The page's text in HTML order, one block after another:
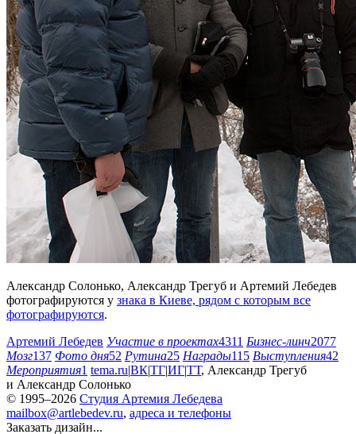
Александр Солонько, Александр Трегуб и Артемий Лебедев
фотографируются у знака в Киеве, рядом с которым все
фотографируются.
Артемий Лебедев Участие в проектах4311 Бизнес-линч2077
Мозг137 Фото дня52 Рутина25 Награды115 Выступления42
Мероприятия1 tema.ru|ВК|ТГ|ИГ|ТТ, Александр Трегуб
и Александр Солонько
© 1995–2026 Студия Артемия Лебедева
mailbox@artlebedev.ru, адреса и телефоны
Заказать дизайн...